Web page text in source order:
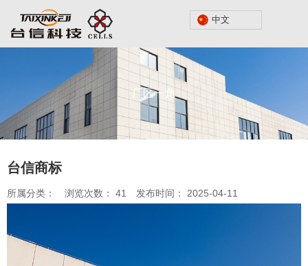
中文
中文
厂区一角
台信商标
所属分类： 浏览次数： 41 发布时间： 2025-04-11